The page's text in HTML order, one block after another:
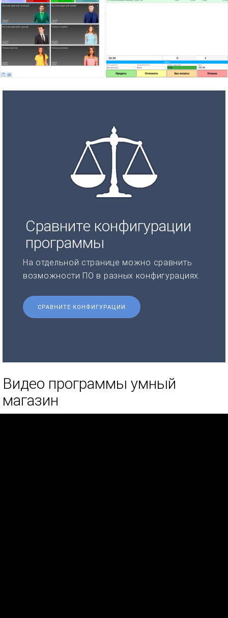
Сравните конфигурации
программы
На отдельной странице можно сравнить
возможности ПО в разных конфигурациях.
СРАВНИТЕ КОНФИГУРАЦИИ
Видео программы умный
магазин